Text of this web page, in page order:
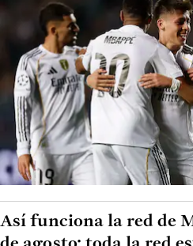
Así funciona la red de